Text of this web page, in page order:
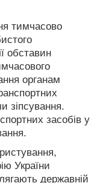
тимчасово
обставин
органам
зіпсування.
засобів у
України
державній